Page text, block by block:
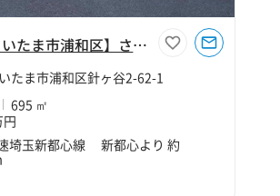
【埼玉県さいたま市浦和区】さいたま市浦和区針ヶ谷2丁目210坪倉庫
たま市浦和区針ヶ谷2-62-1
695 ㎡
埼玉新都心線 新都心より 約